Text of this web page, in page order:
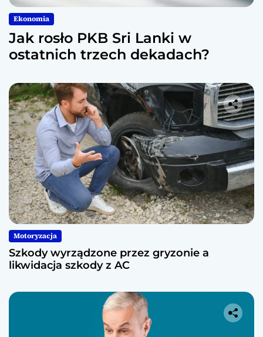
Ekonomia
Jak rosło PKB Sri Lanki w
ostatnich trzech dekadach?
Motoryzacja
Szkody wyrządzone przez gryzonie a
likwidacja szkody z AC